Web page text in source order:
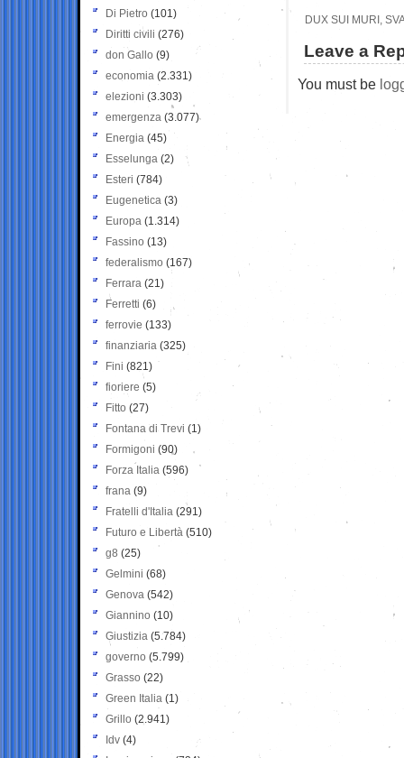
DUX SUI MURI,
Leave a
You must be
Di Pietro (101)
Diritti civili (276)
don Gallo (9)
economia (2.331)
elezioni (3.303)
emergenza (3.077)
Energia (45)
Esselunga (2)
Esteri (784)
Eugenetica (3)
Europa (1.314)
Fassino (13)
federalismo (167)
Ferrara (21)
Ferretti (6)
ferrovie (133)
finanziaria (325)
Fini (821)
fioriere (5)
Fitto (27)
Fontana di Trevi (1)
Formigoni (90)
Forza Italia (596)
frana (9)
Fratelli d'Italia (291)
Futuro e Libertà (510)
g8 (25)
Gelmini (68)
Genova (542)
Giannino (10)
Giustizia (5.784)
governo (5.799)
Grasso (22)
Green Italia (1)
Grillo (2.941)
Idv (4)